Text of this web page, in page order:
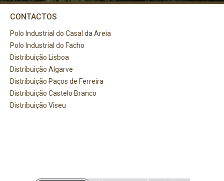
CONTACTOS
Polo Industrial do Casal da Areia
Polo Industrial do Facho
Distribuição Lisboa
Distribuição Algarve
Distribuição Paços de Ferreira
Distribuição Castelo Branco
Distribuição Viseu